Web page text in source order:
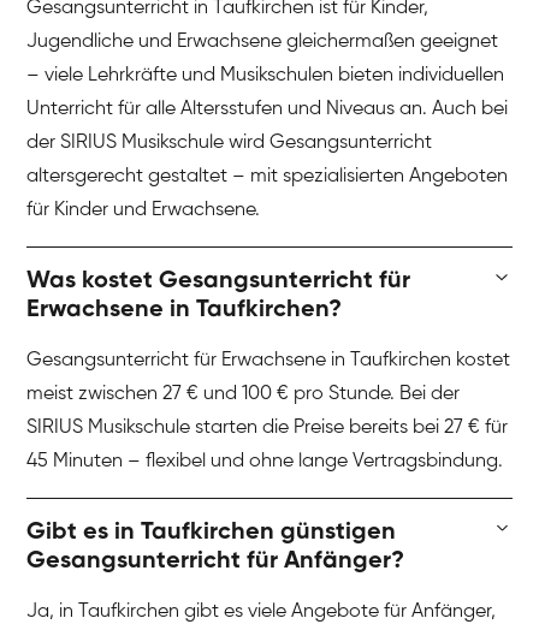
Gesangsunterricht in Taufkirchen ist für Kinder,
Jugendliche und Erwachsene gleichermaßen geeignet
– viele Lehrkräfte und Musikschulen bieten individuellen
Unterricht für alle Altersstufen und Niveaus an. Auch bei
der SIRIUS Musikschule wird Gesangsunterricht
altersgerecht gestaltet – mit spezialisierten Angeboten
für Kinder und Erwachsene.
Was kostet Gesangsunterricht für
Erwachsene in Taufkirchen?
Gesangsunterricht für Erwachsene in Taufkirchen kostet
meist zwischen 27 € und 100 € pro Stunde. Bei der
SIRIUS Musikschule starten die Preise bereits bei 27 € für
45 Minuten – flexibel und ohne lange Vertragsbindung.
Gibt es in Taufkirchen günstigen
Gesangsunterricht für Anfänger?
Ja, in Taufkirchen gibt es viele Angebote für Anfänger,